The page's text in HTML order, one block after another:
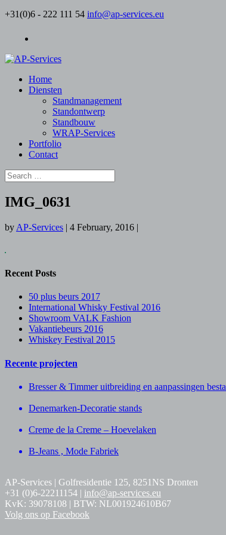
+31(0)6 - 222 111 54 info@ap-services.eu
Home
Diensten
Standmanagement
Standontwerp
Standbouw
WRAP-Services
Portfolio
Contact
IMG_0631
by AP-Services | 4 February, 2016 |
Recent Posts
50 plus beurs 2017
International Whisky Festival 2016
Showroom VALK Fashion
Vakantiebeurs 2016
Whiskey Festival 2015
Recente projecten
Bresser & Timmer uitbreiding en aanpassingen
Denemarken-Decoratie stands
Creme de la Creme – Hoevelaken
B-Jeans , Mode Fabriek
AP-Services | Golfresidentie 125, 8251NS Dronten
+31 (0)6-22211154 | info@ap-services.eu
KvK: 39078108 | BTW: NL001924610B67
Volg ons op Facebook